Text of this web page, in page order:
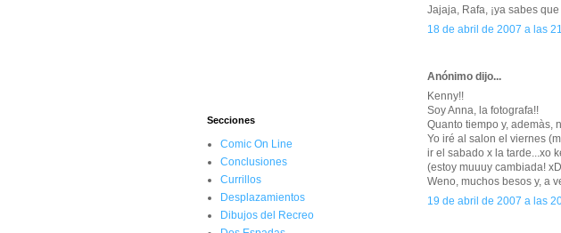
Jajaja, Rafa, ¡ya sabes
18 de abril de 2007 a las
Anónimo dijo...
Kenny!!
Soy Anna, la fotografa!!
Quanto tiempo y, ademàs,
Yo iré al salon el viernes
ir el sabado x la tarde...xo
(estoy muuuy cambiada!
Weno, muchos besos y, a
19 de abril de 2007 a las
Secciones
Comic On Line
Conclusiones
Currillos
Desplazamientos
Dibujos del Recreo